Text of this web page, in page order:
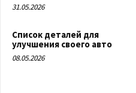
31.05.2026
Список деталей для
улучшения своего авто
08.05.2026